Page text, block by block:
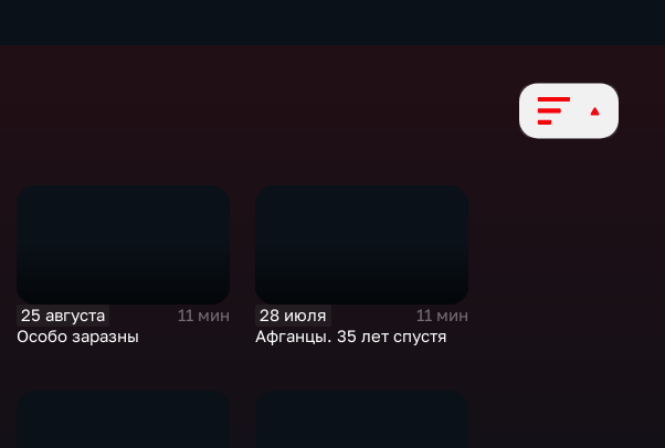
25 августа
11 мин
Особо заразны
28 июля
11 мин
Афганцы. 35 лет спустя